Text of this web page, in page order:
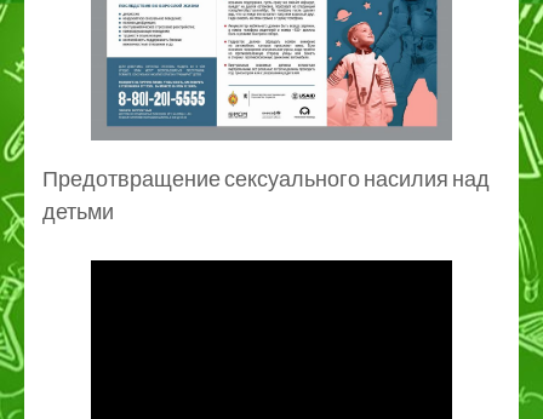
Предотвращение сексуального насилия над
детьми